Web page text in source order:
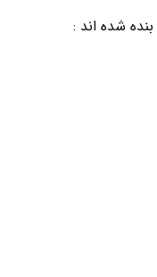
شده اند :